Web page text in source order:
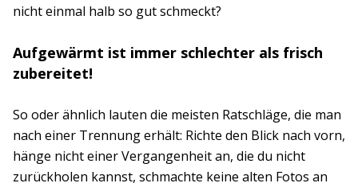
nicht einmal halb so gut schmeckt?
Aufgewärmt ist immer schlechter als frisch
zubereitet!
So oder ähnlich lauten die meisten Ratschläge, die man
nach einer Trennung erhält: Richte den Blick nach vorn,
hänge nicht einer Vergangenheit an, die du nicht
zurückholen kannst, schmachte keine alten Fotos an